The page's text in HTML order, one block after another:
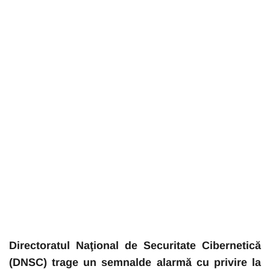
Directoratul Naţional de Securitate Cibernetică
(DNSC) trage un semnalde alarmă cu privire la